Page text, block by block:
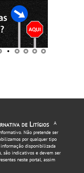
de Litígios
A
Não pretende ser
por qualquer tipo
disponibilizada
são indicativos e devem ser
neste portal, assim